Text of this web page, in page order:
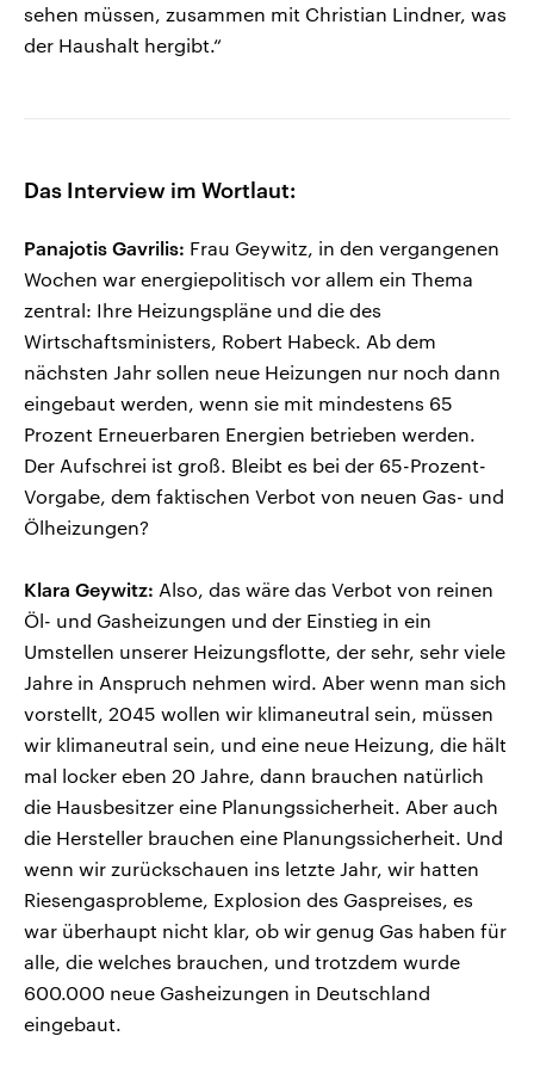
sehen müssen, zusammen mit Christian Lindner, was
der Haushalt hergibt.“
Das Interview im Wortlaut:
Panajotis Gavrilis: Frau Geywitz, in den vergangenen
Wochen war energiepolitisch vor allem ein Thema
zentral: Ihre Heizungspläne und die des
Wirtschaftsministers, Robert Habeck. Ab dem
nächsten Jahr sollen neue Heizungen nur noch dann
eingebaut werden, wenn sie mit mindestens 65
Prozent Erneuerbaren Energien betrieben werden.
Der Aufschrei ist groß. Bleibt es bei der 65-Prozent-
Vorgabe, dem faktischen Verbot von neuen Gas- und
Ölheizungen?
Klara Geywitz: Also, das wäre das Verbot von reinen
Öl- und Gasheizungen und der Einstieg in ein
Umstellen unserer Heizungsflotte, der sehr, sehr viele
Jahre in Anspruch nehmen wird. Aber wenn man sich
vorstellt, 2045 wollen wir klimaneutral sein, müssen
wir klimaneutral sein, und eine neue Heizung, die hält
mal locker eben 20 Jahre, dann brauchen natürlich
die Hausbesitzer eine Planungssicherheit. Aber auch
die Hersteller brauchen eine Planungssicherheit. Und
wenn wir zurückschauen ins letzte Jahr, wir hatten
Riesengasprobleme, Explosion des Gaspreises, es
war überhaupt nicht klar, ob wir genug Gas haben für
alle, die welches brauchen, und trotzdem wurde
600.000 neue Gasheizungen in Deutschland
eingebaut.